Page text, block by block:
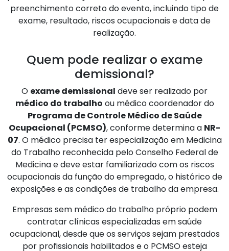
preenchimento correto do evento, incluindo tipo de
exame, resultado, riscos ocupacionais e data de
realização.
Quem pode realizar o exame
demissional?
O exame demissional deve ser realizado por
médico do trabalho ou médico coordenador do
Programa de Controle Médico de Saúde
Ocupacional (PCMSO), conforme determina a NR-
07. O médico precisa ter especialização em Medicina
do Trabalho reconhecida pelo Conselho Federal de
Medicina e deve estar familiarizado com os riscos
ocupacionais da função do empregado, o histórico de
exposições e as condições de trabalho da empresa.
Empresas sem médico do trabalho próprio podem
contratar clínicas especializadas em saúde
ocupacional, desde que os serviços sejam prestados
por profissionais habilitados e o PCMSO esteja